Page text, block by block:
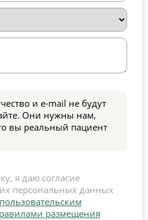
и e-mail не будут
Они нужны нам,
вы реальный пациент
я даю согласие
персональных данных
пользовательским
размещения